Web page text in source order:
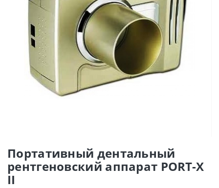
Портативный дентальный
рентгеновский аппарат PORT-X
II